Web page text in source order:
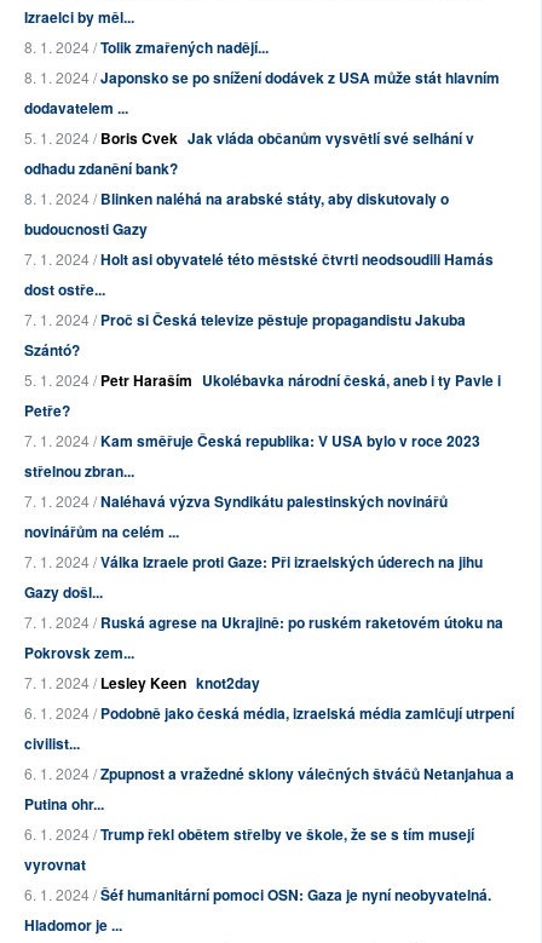
Izraelci by měl...
8. 1. 2024 /Tolik zmařených nadějí...
8. 1. 2024 /Japonsko se po snížení dodávek z USA může stát hlavním
dodavatelem ...
5. 1. 2024 /Boris Cvek Jak vláda občanům vysvětlí své selhání v
odhadu zdanění bank?
8. 1. 2024 /Blinken naléhá na arabské státy, aby diskutovaly o
budoucnosti Gazy
7. 1. 2024 /Holt asi obyvatelé této městské čtvrti neodsoudili Hamás
dost ostře...
7. 1. 2024 /Proč si Česká televize pěstuje propagandistu Jakuba
Szántó?
5. 1. 2024 /Petr Haraším Ukolébavka národní česká, aneb i ty Pavle i
Petře?
7. 1. 2024 /Kam směřuje Česká republika: V USA bylo v roce 2023
střelnou zbran...
7. 1. 2024 /Naléhavá výzva Syndikátu palestinských novinářů
novinářům na celém ...
7. 1. 2024 /Válka Izraele proti Gaze: Při izraelských úderech na jihu
Gazy došl...
7. 1. 2024 /Ruská agrese na Ukrajině: po ruském raketovém útoku na
Pokrovsk zem...
7. 1. 2024 /Lesley Keen knot2day
6. 1. 2024 /Podobně jako česká média, izraelská média zamlčují utrpení
civilist...
6. 1. 2024 /Zpupnost a vražedné sklony válečných štváčů Netanjahua a
Putina ohr...
6. 1. 2024 /Trump řekl obětem střelby ve škole, že se s tím musejí
vyrovnat
6. 1. 2024 /Šéf humanitární pomoci OSN: Gaza je nyní neobyvatelná.
Hladomor je ...